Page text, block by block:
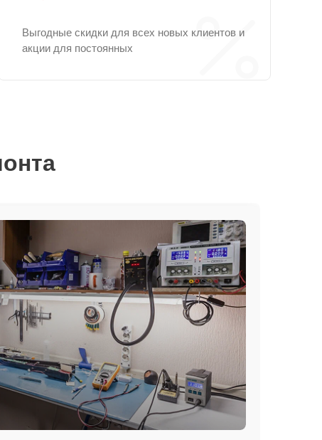
Выгодные скидки для всех новых клиентов и
акции для постоянных